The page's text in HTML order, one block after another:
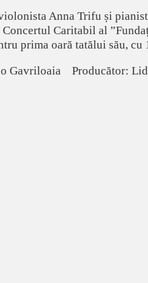
Anna Trifu și
Caritabil al
prima oară tatălui său, cu
Gavriloaia Producător: